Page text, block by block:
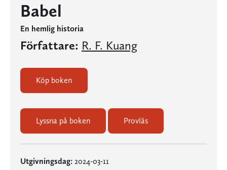
Babel
En hemlig historia
Författare: R. F. Kuang
Köp boken
Lyssna på boken Provläs
Utgivningsdag: 2024-03-11